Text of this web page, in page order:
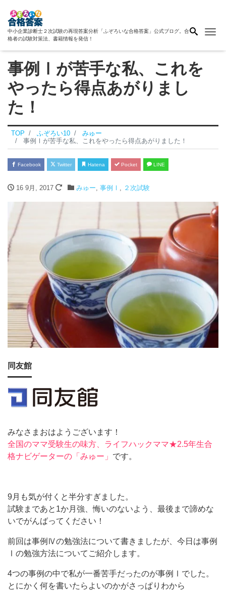
中小企業診断士２次試験の再現答案分析「ふぞろいな合格答案」公式ブログ。合
格者の試験対策法、書籍情報を発信！
事例Ⅰが苦手な私、これを
やったら得点あがりまし
た！
TOP ふぞろい10
みゅー
事例Ⅰが苦手な私、これをやったら得点あがりました！
Facebook Twitter Hatena Pocket LINE
16 9月, 2017 みゅー 事例Ⅰ ２次試験
同友館
みなさまおはようございます！
全国のママ受験生の味方、ライフハックママ★2.5年生合
格ナビゲーターの「みゅー」 です。
9月も気が付くと半分すぎました。
試験まであと1か月強、悔いのないよう、最後まで諦めな
いでがんばってください！
前回は事例Ⅳの勉強法について書きましたが、今日は事例
Ⅰの勉強方法についてご紹介します。
4つの事例の中で私が一番苦手だったのが事例Ⅰでした。
とにかく何を書いたらよいのかがさっぱりわから